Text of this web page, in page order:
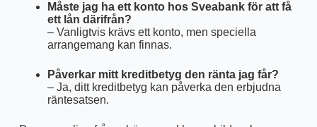
Måste jag ha ett konto hos Sveabank för att få
ett lån därifrån?
– Vanligtvis krävs ett konto, men speciella
arrangemang kan finnas.
Påverkar mitt kreditbetyg den ränta jag får?
– Ja, ditt kreditbetyg kan påverka den erbjudna
räntesatsen.